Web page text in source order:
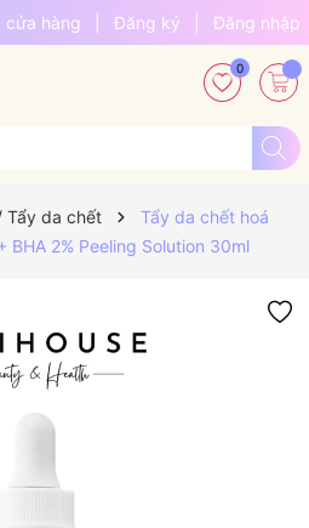
cửa hàng Đăng ký Đăng nhập
0
Tẩy da chết
Tẩy da chết hoá
BHA 2% Peeling Solution 30ml